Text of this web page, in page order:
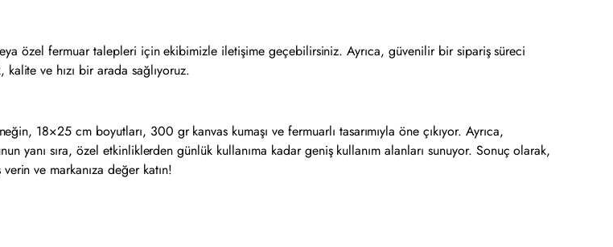
özel fermuar talepleri için ekibimizle iletişime geçebilirsiniz. Ayrıca, güvenilir bir sipariş süreci
ve hızı bir arada sağlıyoruz.
18×25 cm boyutları, 300 gr kanvas kumaşı ve fermuarlı tasarımıyla öne çıkıyor. Ayrıca,
yanı sıra, özel etkinliklerden günlük kullanıma kadar geniş kullanım alanları sunuyor. Sonuç olarak,
ve markanıza değer katın!